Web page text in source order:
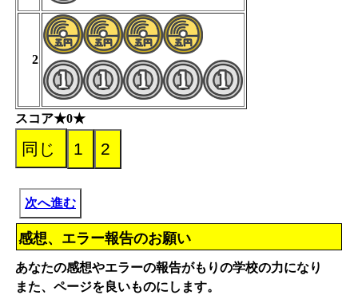
2
スコア★0★
次へ進む
感想、エラー報告のお願い
あなたの感想やエラーの報告がもりの学校の力になり
また、ページを良いものにします。